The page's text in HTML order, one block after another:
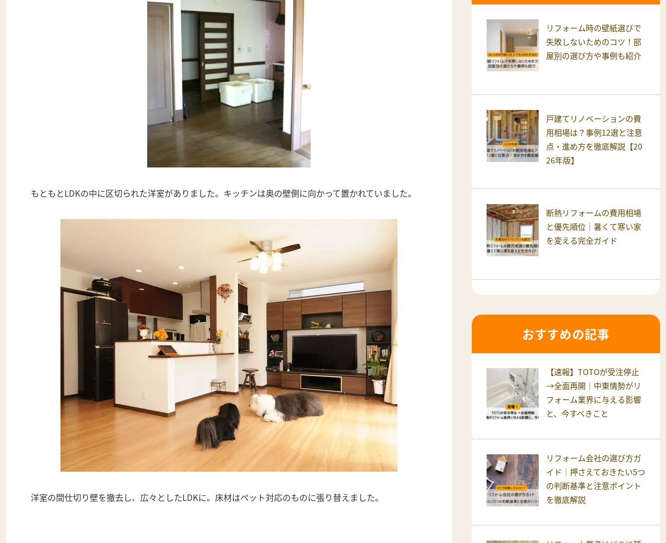
もともとLDKの中に区切られた洋室がありました。キッチンは奥の壁側に向かって置かれていました。
洋室の間仕切り壁を撤去し、広々としたLDKに。床材はペット対応のものに張り替えました。
リフォーム時の壁紙選びで
失敗しないためのコツ！部
屋別の選び方や事例も紹介
戸建てリノベーションの費
用相場は？事例12選と注意
点・進め方を徹底解説【20
26年版】
断熱リフォームの費用相場
と優先順位｜暑くて寒い家
を変える完全ガイド
おすすめの記事
【速報】TOTOが受注停止
→全面再開｜中東情勢がリ
フォーム業界に与える影響
と、今すべきこと
リフォーム会社の選び方ガ
イド｜押さえておきたい5つ
の判断基準と注意ポイント
を徹底解説